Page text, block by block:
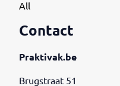
Contact
Praktivak.be
Brugstraat 51
All